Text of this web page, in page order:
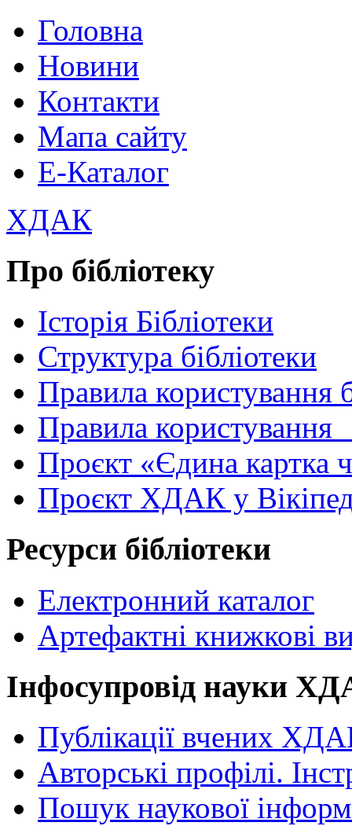
Головна
Новини
Контакти
Мапа сайту
Е-Каталог
ХДАК
Про бібліотеку
Історія Бібліотеки
Структура бібліотеки
Правила користування
Правила
Проєкт «Єдина картка
Проєкт ХДАК у
Ресурси бібліотеки
Електронний каталог
Артефактні книжкові
Інфосупровід науки
Публікації вчених
Авторські профілі.
Пошук наукової